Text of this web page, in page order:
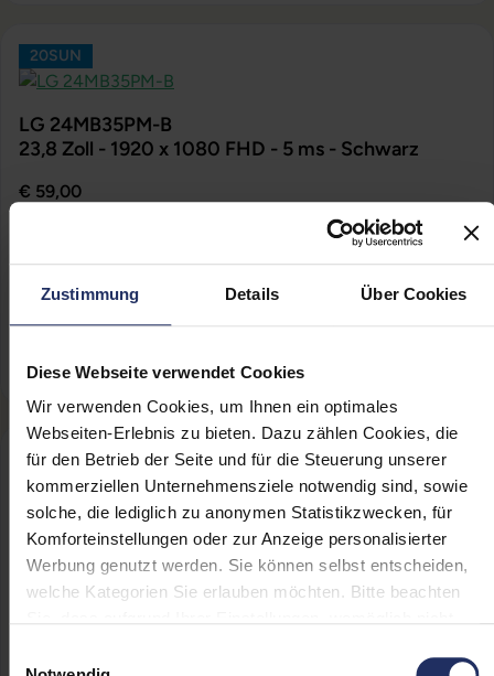
Zustimmung Details Über Cookies
Diese Webseite verwendet Cookies
Wir verwenden Cookies, um Ihnen ein optimales
Webseiten-Erlebnis zu bieten. Dazu zählen Cookies, die
für den Betrieb der Seite und für die Steuerung unserer
kommerziellen Unternehmensziele notwendig sind, sowie
solche, die lediglich zu anonymen Statistikzwecken, für
Komforteinstellungen oder zur Anzeige personalisierter
Werbung genutzt werden. Sie können selbst entscheiden,
welche Kategorien Sie erlauben möchten. Bitte beachten
Weitere Informationen finden Sie in
20SUN
LG 24MB35PM-B
23,8 Zoll - 1920 x 1080 FHD - 5 ms - Schwarz
€ 59,00
Merken
mindestens 1 verfügbar
inkl. MwSt. zzgl. Versand
20SUN
LG 24MB35PY-B
24,0 Zoll - 1920 x 1080 FHD - 5 ms - Schwarz
€ 59,00